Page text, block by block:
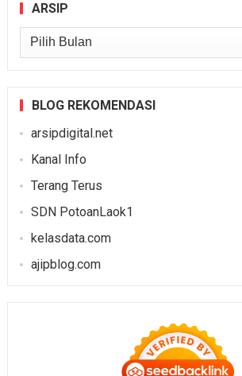
ARSIP
Arsip
BLOG REKOMENDASI
arsipdigital.net
Kanal Info
Terang Terus
SDN PotoanLaok1
kelasdata.com
ajipblog.com